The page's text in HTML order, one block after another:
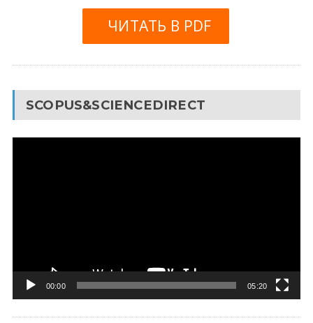
ЧИТАТЬ В PDF
SCOPUS&SCIENCEDIRECT
00:00 05:20